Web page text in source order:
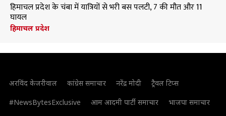
हिमाचल प्रदेश के चंबा में यात्रियों से भरी बस पलटी, 7 की मौत और 11
घायल
हिमाचल प्रदेश
अरविंद केजरीवाल कांग्रेस समाचार नरेंद्र मोदी
ट्रैवल टिप्स
#NewsBytesExclusive
आम आदमी पार्टी समाचार भाजपा समाचार